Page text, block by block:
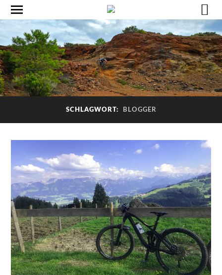
SCHLAGWORT: BLOGGER